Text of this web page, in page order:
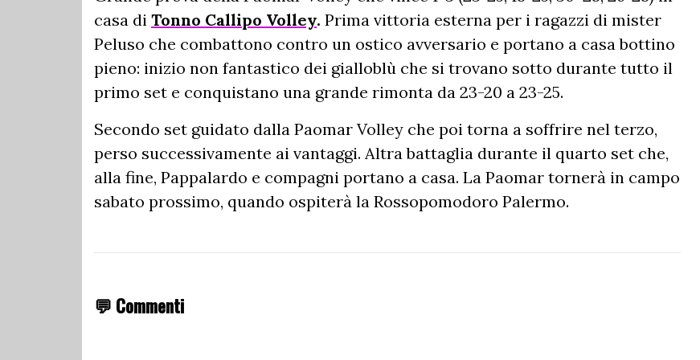
casa di Tonno Callipo Volley. Prima vittoria esterna per i ragazzi di mister
Peluso che combattono contro un ostico avversario e portano a casa bottino
pieno: inizio non fantastico dei gialloblù che si trovano sotto durante tutto il
primo set e conquistano una grande rimonta da 23-20 a 23-25.
Secondo set guidato dalla Paomar Volley che poi torna a soffrire nel terzo,
perso successivamente ai vantaggi. Altra battaglia durante il quarto set che,
alla fine, Pappalardo e compagni portano a casa. La Paomar tornerà in campo
sabato prossimo, quando ospiterà la Rossopomodoro Palermo.
💬 Commenti